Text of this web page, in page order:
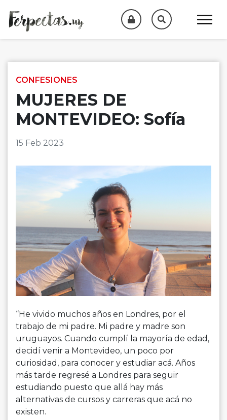
CONFESIONES
MUJERES DE
MONTEVIDEO: Sofía
15 Feb 2023
“He vivido muchos años en Londres, por el
trabajo de mi padre. Mi padre y madre son
uruguayos. Cuando cumplí la mayoría de edad,
decidí venir a Montevideo, un poco por
curiosidad, para conocer y estudiar acá. Años
más tarde regresé a Londres para seguir
estudiando puesto que allá hay más
alternativas de cursos y carreras que acá no
existen.